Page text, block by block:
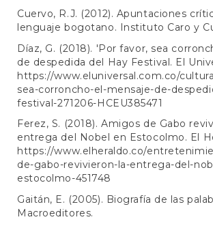
Cuervo, R.J. (2012). Apuntaciones
lenguaje bogotano. Instituto Caro y
Díaz, G. (2018). 'Por favor, sea
de despedida del Hay Festival. El
https://www.eluniversal.com.co/
sea-corroncho-el-mensaje-de-
festival-271206-HCEU385471
Ferez, S. (2018). Amigos de Gabo
entrega del Nobel en Estocolmo. El
https://www.elheraldo.co/
de-gabo-revivieron-la-entrega-del-
estocolmo-451748
Gaitán, E. (2005). Biografía de las
Macroeditores.